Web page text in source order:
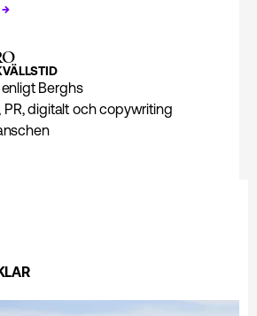
Berghs
PR, digitalt och copywriting